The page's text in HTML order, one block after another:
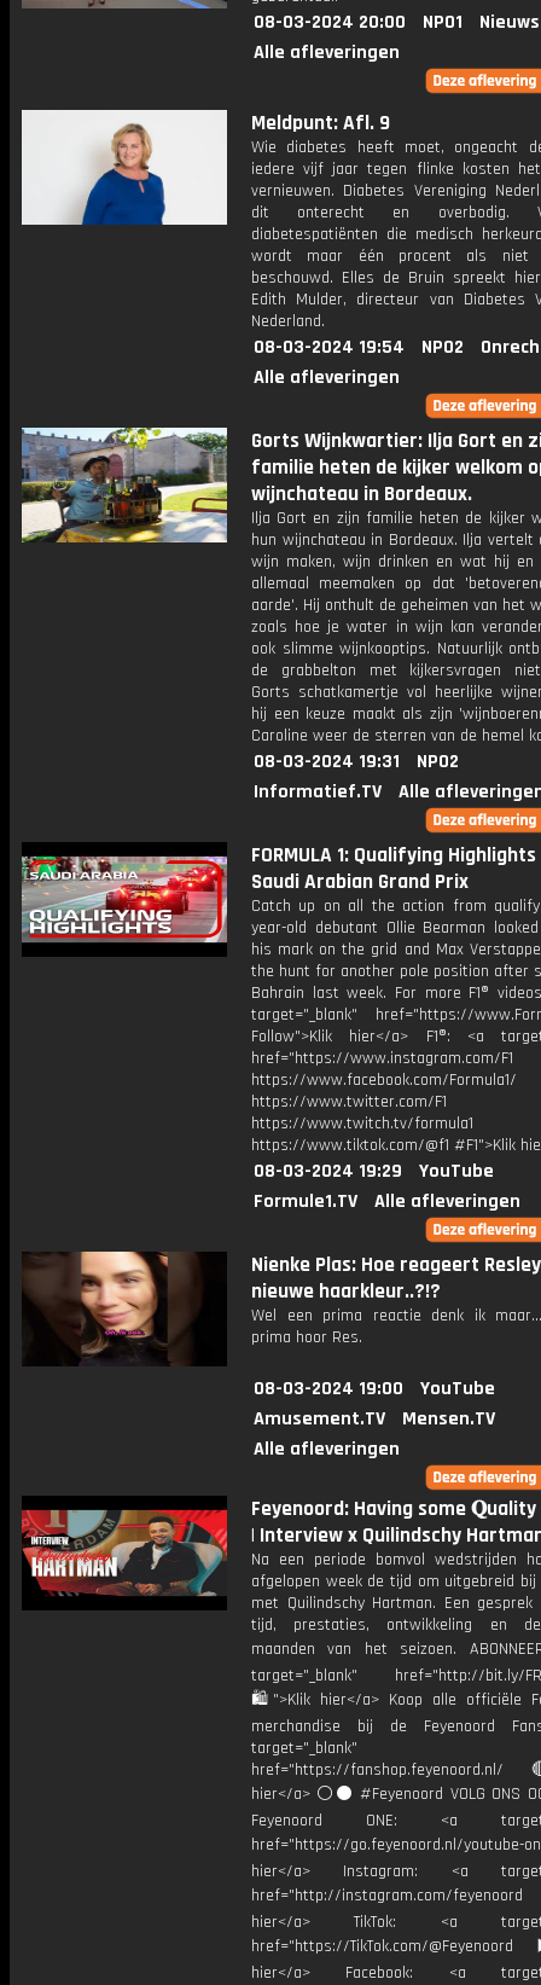
08-03-2024 20:00 NPO1
Alle afleveringen
Meldpunt: Afl. 9
Wie diabetes heeft moet, ongeacht
iedere vijf jaar tegen flinke kosten
vernieuwen. Diabetes Vereniging
dit onterecht en overbodig.
diabetespatiënten die medisch
wordt maar één procent als niet
beschouwd. Elles de Bruin spreekt
Edith Mulder, directeur van Diabetes
Nederland.
08-03-2024 19:54 NPO2
Alle afleveringen
Gorts Wijnkwartier: Ilja Gort en
familie heten de kijker welkom
wijnchateau in Bordeaux.
Ilja Gort en zijn familie heten de kijker
hun wijnchateau in Bordeaux. Ilja vertelt
wijn maken, wijn drinken en wat hij en
allemaal meemaken op dat
aarde'. Hij onthult de geheimen van het
zoals hoe je water in wijn kan
ook slimme wijnkooptips. Natuurlijk
de grabbelton met kijkersvragen
Gorts schatkamertje vol heerlijke
hij een keuze maakt als zijn
Caroline weer de sterren van de hemel
08-03-2024 19:31
NPO2
Informatief.TV
Alle
FORMULA 1: Qualifying
Saudi Arabian Grand Prix
Catch up on all the action from
year-old debutant Ollie Bearman
his mark on the grid and Max
the hunt for another pole position after
Bahrain last week. For more F1®
target="_blank" href="https://
Follow">Klik hier</a> F1®: <a
href="https://www.instagram.com/F1
https://www.facebook.com/Formula1/
https://www.twitter.com/F1
https://www.twitch.tv/formula1
https://www.tiktok.com/@f1 #F1">Klik
08-03-2024 19:29
YouTube
Formule1.TV
Alle afleveringen
Nienke Plas: Hoe reageert
nieuwe haarkleur..?!?
Wel een prima reactie denk ik
prima hoor Res.
08-03-2024 19:00
YouTube
Amusement.TV
Mensen.TV
Alle afleveringen
Feyenoord: Having some
| Interview x Quilindschy
Na een periode bomvol wedstrijden
afgelopen week de tijd om uitgebreid
met Quilindschy Hartman. Een
tijd, prestaties, ontwikkeling en
maanden van het seizoen.
target="_blank" href="http://bit.ly/
🛍">Klik hier</a> Koop alle officiële
merchandise bij de Feyenoord
target="_blank"
href="https://
hier</a> ⚪️⚫ #Feyenoord VOLG ONS
Feyenoord ONE: <a
href="https://go.feyenoord.nl/youtube-
hier</a> Instagram: <a
href="http://instagram.com/
hier</a> TikTok: <a
href="https://TikTok.com/
hier</a> Facebook: <a